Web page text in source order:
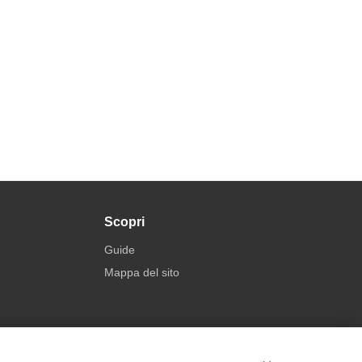
Scopri
Guide
Mappa del sito